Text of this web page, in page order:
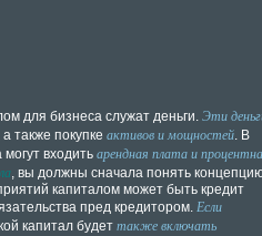
для бизнеса служат деньги. Эти
также покупке активов и мощностей. В
входить арендная плата и
, вы должны сначала понять
капиталом может быть кредит
пред кредитором. Если
капитал будет также включать